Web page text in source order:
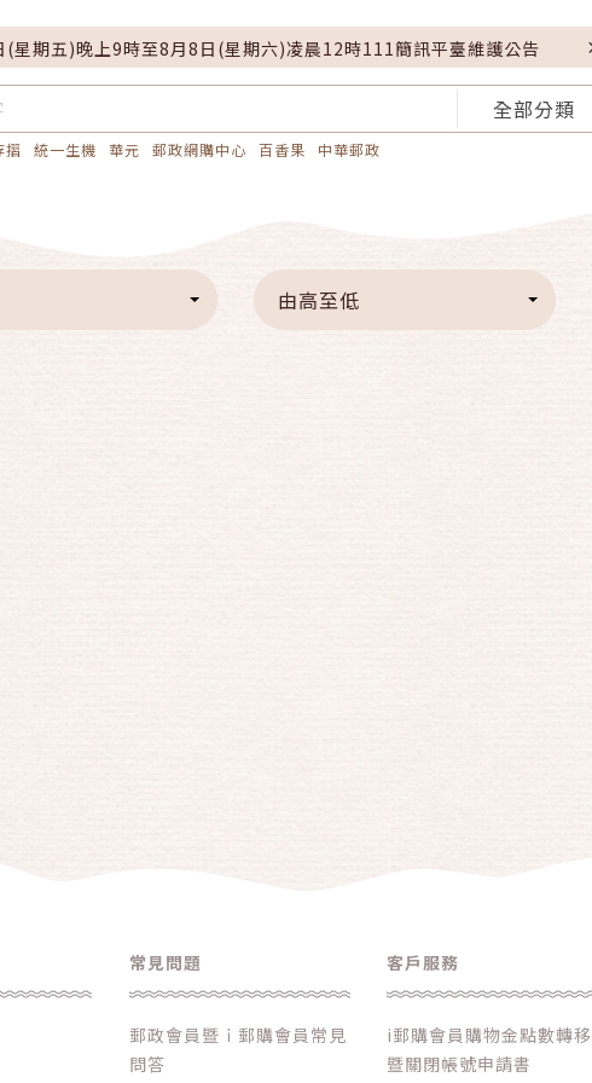
(星期五)晚上9時至8月8日(星期六)凌晨12時111簡訊平臺維護公告
全部分類
摺 統一生機 華元 郵政網購中心 百香果 中華郵政
由高至低
常見問題
郵政會員暨ｉ郵購會員常見
問答
客戶服務
i郵購會員購物金點數轉移
暨關閉帳號申請書